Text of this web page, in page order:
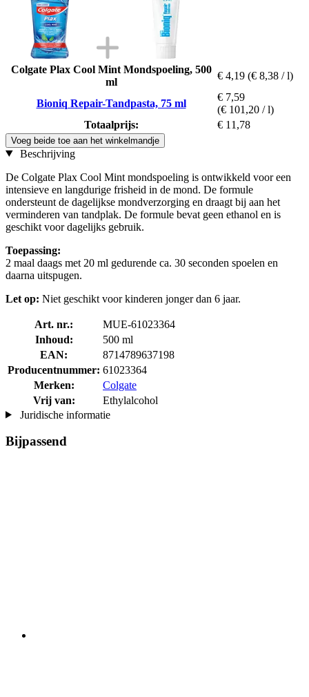
Colgate Plax Cool Mint Mondspoeling, 500
ml
€ 4,19 (€ 8,38 / l)
Bioniq Repair-Tandpasta, 75 ml
€ 7,59
(€ 101,20 / l)
Totaalprijs:
€ 11,78
Voeg beide toe aan het winkelmandje
Beschrijving
De Colgate Plax Cool Mint mondspoeling is ontwikkeld voor een
intensieve en langdurige frisheid in de mond. De formule
ondersteunt de dagelijkse mondverzorging en draagt bij aan het
verminderen van tandplak. De formule bevat geen ethanol en is
geschikt voor dagelijks gebruik.
Toepassing:
2 maal daags met 20 ml gedurende ca. 30 seconden spoelen en
daarna uitspugen.
Let op: Niet geschikt voor kinderen jonger dan 6 jaar.
Art. nr.:
MUE-61023364
Inhoud:
500 ml
EAN:
8714789637198
Producentnummer: 61023364
Merken:
Colgate
Vrij van:
Ethylalcohol
Juridische informatie
Bijpassend